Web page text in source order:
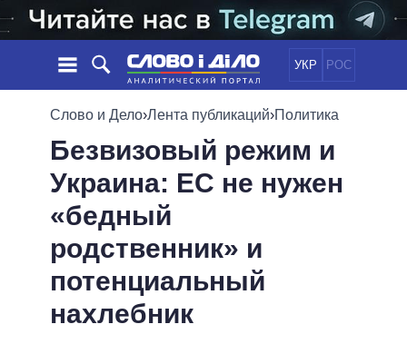
УКР РОС
НОВОСТИ
ЛЕНТА
СОБЫТИЯ
СТАТЬИ
МНЕНИЯ
ОБЗОРЫ
ДАЙДЖЕСТЫ
ПОЛИТИКА
ЭКОНОМИКА
ОБЕЩАНИЯ
ПОЛИТИКИ
ВСЕ ПОЛИТИКИ
ПРЕЗИДЕНТ И ОФИС
ВЕРХОВНАЯ РАДА
КАБИНЕТ МИНИСТРОВ
ВИДЕО
ПОДДЕРЖАТЬ
Слово и Дело›Лента публикаций›Политика
Безвизовый режим и
Украина: ЕС не нужен
«бедный
родственник» и
потенциальный
нахлебник